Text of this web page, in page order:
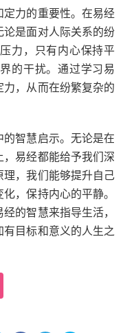
力的重要性。在易经
是面对人际关系的纷
力，只有内心保持平
的干扰。通过学习易
，从而在纷繁复杂的
智慧启示。无论是在
易经都能给予我们深
，我们能够提升自己
，保持内心的平静。
的智慧来指导生活，
目标和意义的人生之